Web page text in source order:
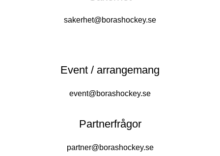
sakerhet@borashockey.se
Event / arrangemang
event@borashockey.se
Partnerfrågor
partner@borashockey.se